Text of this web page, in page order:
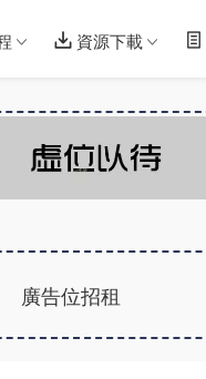
資源下載
廣告位招租